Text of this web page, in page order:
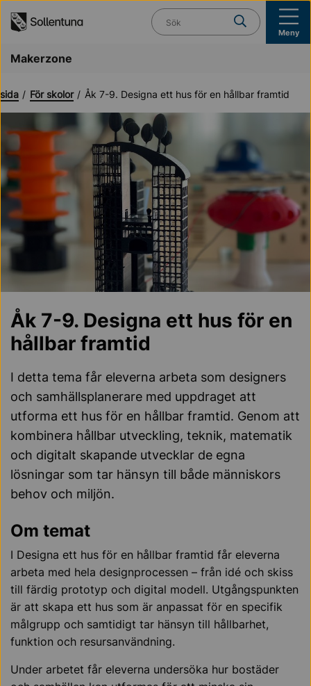
Vad söker du?
Meny
Makerzone
För skolor Åk 7-9. Designa ett hus för en hållbar framtid
Åk 7-9. Designa ett hus för en
hållbar framtid
I detta tema får eleverna arbeta som designers
och samhällsplanerare med uppdraget att
utforma ett hus för en hållbar framtid. Genom att
kombinera hållbar utveckling, teknik, matematik
och digitalt skapande utvecklar de egna
lösningar som tar hänsyn till både människors
behov och miljön.
Om temat
I Designa ett hus för en hållbar framtid får eleverna
arbeta med hela designprocessen – från idé och skiss
till färdig prototyp och digital modell. Utgångspunkten
är att skapa ett hus som är anpassat för en specifik
målgrupp och samtidigt tar hänsyn till hållbarhet,
funktion och resursanvändning.
Under arbetet får eleverna undersöka hur bostäder